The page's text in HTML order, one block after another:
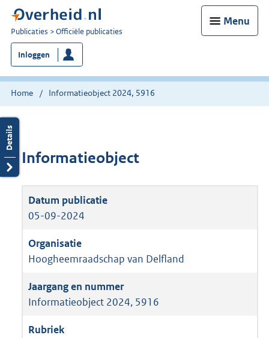
Menu
U
bent
nu
hier:
Publicaties Officiële publicaties
Inloggen
Home Informatieobject 2024, 5916
Informatieobject
05-09-2024
Hoogheemraadschap van Delfland
Informatieobject 2024, 5916